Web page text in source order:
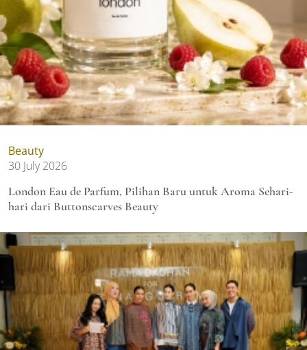
Beauty
30 July 2026
London Eau de Parfum, Pilihan Baru untuk Aroma Sehari-
hari dari Buttonscarves Beauty